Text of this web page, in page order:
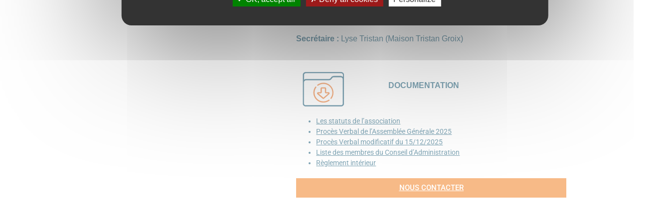
Secrétaire : Lyse Tristan (Maison Tristan Groix)
DOCUMENTATION
Les statuts de l’association
Procès Verbal de l’Assemblée Générale 2025
Procès Verbal modificatif du 15/12/2025
Liste des membres du Conseil d’Administration
Règlement intérieur
NOUS CONTACTER